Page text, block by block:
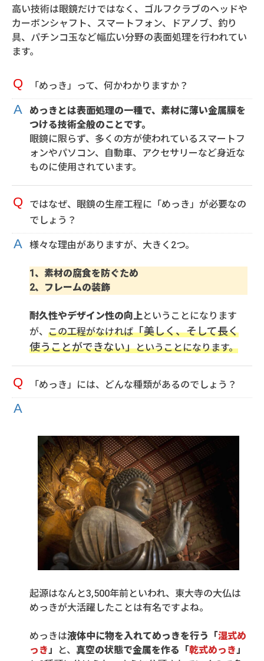
高い技術は眼鏡だけではなく、ゴルフクラブのヘッドや
カーボンシャフト、スマートフォン、ドアノブ、釣り
具、パチンコ玉など幅広い分野の表面処理を行われてい
ます。
「めっき」って、何かわかりますか？
めっきとは表面処理の一種で、素材に薄い金属膜を
つける技術全般のことです。
眼鏡に限らず、多くの方が使われているスマートフ
ォンやパソコン、自動車、アクセサリーなど身近な
ものに使用されています。
ではなぜ、眼鏡の生産工程に「めっき」が必要なの
でしょう？
様々な理由がありますが、大きく2つ。
1、素材の腐食を防ぐため
2、フレームの装飾
耐久性やデザイン性の向上ということになります
が、 この工程がなければ「美しく、そして長く
使うことができない」ということになります。
「めっき」には、どんな種類があるのでしょう？
起源はなんと3,500年前といわれ、東大寺の大仏は
めっきが大活躍したことは有名ですよね。
めっきは液体中に物を入れてめっきを行う「湿式め
っき」 と、 真空の状態で金属を作る「乾式めっき」